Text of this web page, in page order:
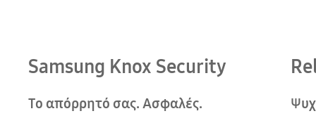
Samsung Knox Security
Το απόρρητό σας. Ασφαλές.